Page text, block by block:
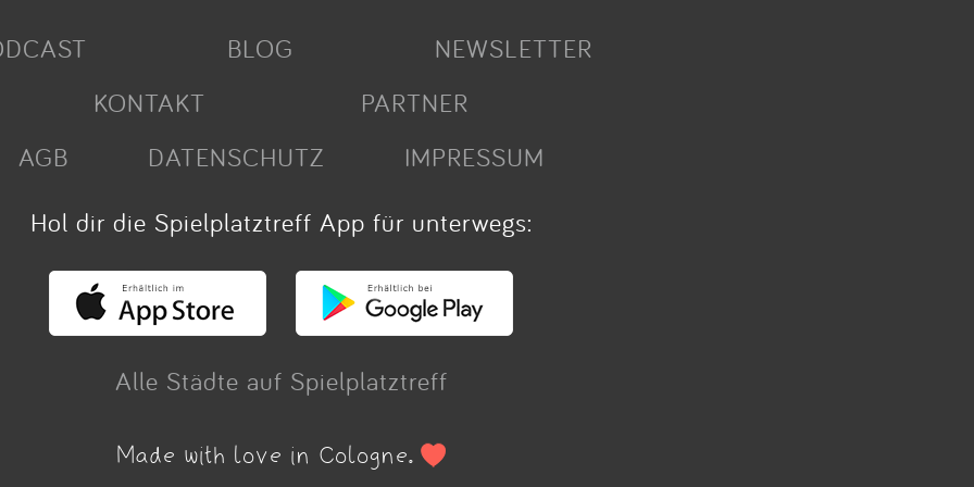
BLOG
NEWSLETTER
KONTAKT
PARTNER
AGB
DATENSCHUTZ
IMPRESSUM
Hol dir die Spielplatztreff App für unterwegs:
Alle Städte auf Spielplatztreff
Made with love in Cologne.